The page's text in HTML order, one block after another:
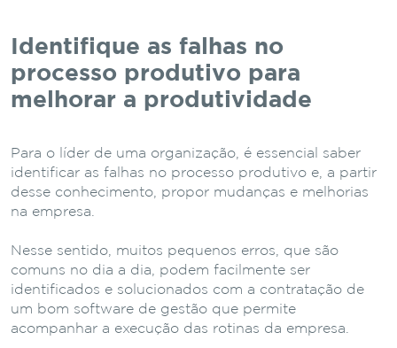
Identifique as falhas no
processo produtivo para
melhorar a produtividade
Para o líder de uma organização, é essencial saber
identificar as falhas no processo produtivo e, a partir
desse conhecimento, propor mudanças e melhorias
na empresa.
Nesse sentido, muitos pequenos erros, que são
comuns no dia a dia, podem facilmente ser
identificados e solucionados com a contratação de
um bom software de gestão que permite
acompanhar a execução das rotinas da empresa.